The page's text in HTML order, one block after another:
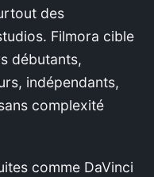
des
Filmora cible
débutants,
indépendants,
complexité
comme DaVinci